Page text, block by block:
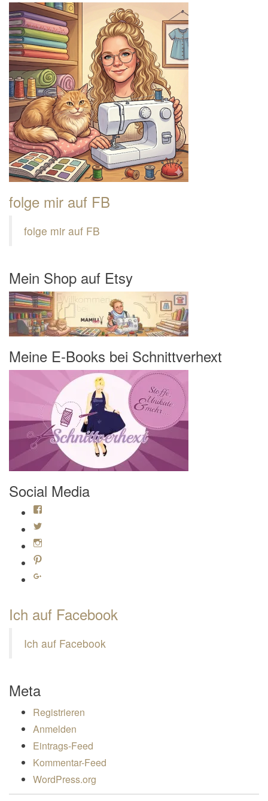
folge mir auf FB
folge mir auf FB
Mein Shop auf Etsy
Meine E-Books bei Schnittverhext
Social Media
Ich auf Facebook
Ich auf Facebook
Meta
Registrieren
Anmelden
Eintrags-Feed
Kommentar-Feed
WordPress.org